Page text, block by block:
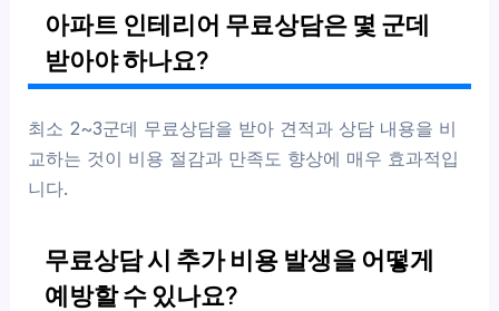
아파트 인테리어 무료상담은 몇 군데
받아야 하나요?
최소 2~3군데 무료상담을 받아 견적과 상담 내용을 비
교하는 것이 비용 절감과 만족도 향상에 매우 효과적입
니다.
무료상담 시 추가 비용 발생을 어떻게
예방할 수 있나요?